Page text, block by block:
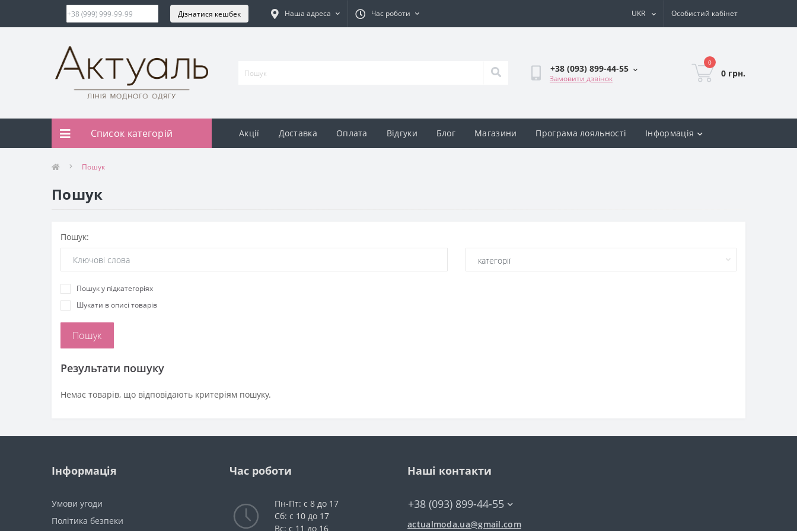
Дізнатися кешбек Наша адреса Час роботи UKR Особистий кабінет
+38 (093) 899-44-55
Замовити дзвінок
0
0 грн.
Список категорій Акції Доставка Оплата Відгуки Блог Магазини Програма лояльності Інформація
Пошук
Пошук
Пошук:
Пошук у підкатегоріях
Шукати в описі товарів
Результати пошуку
Немає товарів, що відповідають критеріям пошуку.
Інформація
Умови угоди
Політика безпеки
Час роботи
Пн-Пт: с 8 до 17
Сб: с 10 до 17
Вс: с 11 до 16
Наші контакти
+38 (093) 899-44-55
actualmoda.ua@gmail.com